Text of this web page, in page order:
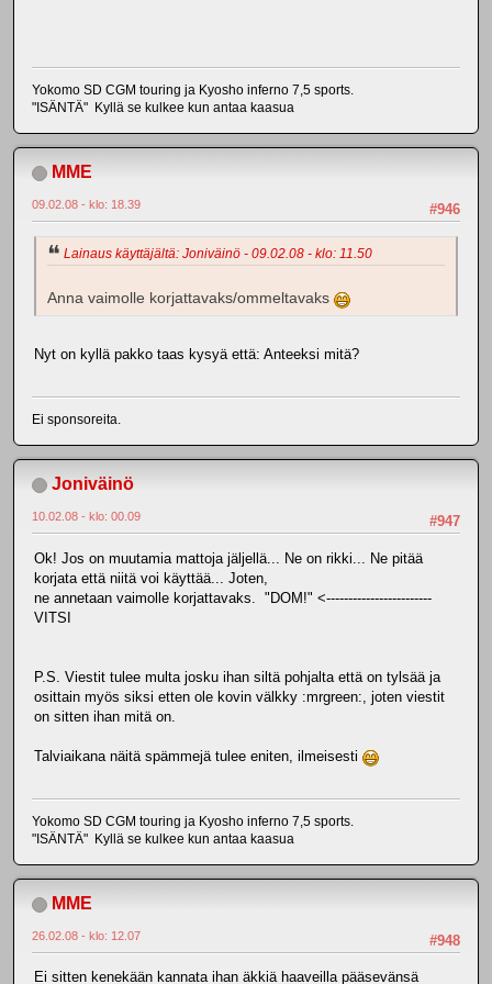
Yokomo SD CGM touring ja Kyosho inferno 7,5 sports.
"ISÄNTÄ" Kyllä se kulkee kun antaa kaasua
MME
#946
09.02.08 - klo: 18.39
Lainaus käyttäjältä: Joniväinö - 09.02.08 - klo: 11.50
Anna vaimolle korjattavaks/ommeltavaks
Nyt on kyllä pakko taas kysyä että: Anteeksi mitä?
Ei sponsoreita.
Joniväinö
#947
10.02.08 - klo: 00.09
Ok! Jos on muutamia mattoja jäljellä... Ne on rikki... Ne pitää
korjata että niitä voi käyttää... Joten,
ne annetaan vaimolle korjattavaks. "DOM!" <------------------------
VITSI
P.S. Viestit tulee multa josku ihan siltä pohjalta että on tylsää ja
osittain myös siksi etten ole kovin välkky :mrgreen:, joten viestit
on sitten ihan mitä on.
Talviaikana näitä spämmejä tulee eniten, ilmeisesti
Yokomo SD CGM touring ja Kyosho inferno 7,5 sports.
"ISÄNTÄ" Kyllä se kulkee kun antaa kaasua
MME
#948
26.02.08 - klo: 12.07
Ei sitten kenekään kannata ihan äkkiä haaveilla pääsevänsä